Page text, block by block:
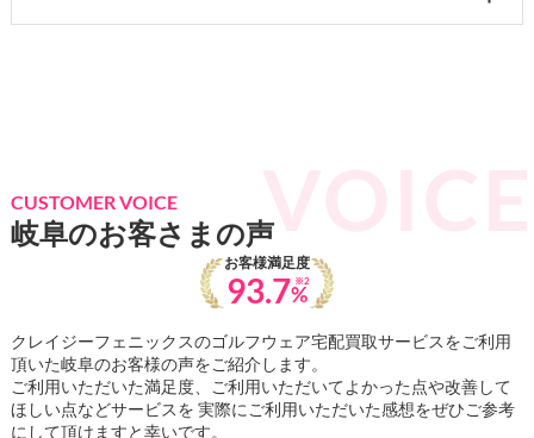
CUSTOMER VOICE
岐阜のお客さまの声
お客様満足度
93.7 ※2
%
クレイジーフェニックスのゴルフウェア宅配買取サービスをご利用
頂いた岐阜のお客様の声をご紹介します。
ご利用いただいた満足度、ご利用いただいてよかった点や改善して
ほしい点などサービスを 実際にご利用いただいた感想をぜひご参考
にして頂けますと幸いです。